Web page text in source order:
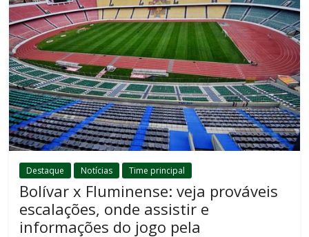
Destaque Notícias Time principal
Bolívar x Fluminense: veja prováveis
escalações, onde assistir e
informações do jogo pela